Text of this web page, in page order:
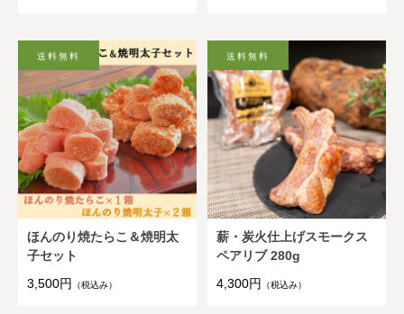
ほんのり焼たらこ＆焼明太
子セット
3,500円
（税込み）
薪・炭火仕上げスモークス
ペアリブ 280g
4,300円
（税込み）